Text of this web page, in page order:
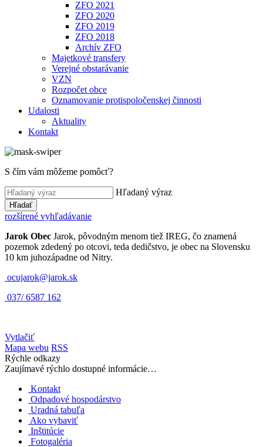
ZFO 2021
ZFO 2020
ZFO 2019
ZFO 2018
Archív ZFO
Majetkové transfery
Verejné obstarávanie
VZN
Rozpočet obce
Oznamovanie protispoločenskej činnosti
Udalosti
Aktuality
Kontakt
S čím vám môžeme pomôcť?
Hľadaný výraz
Hľadať
rozšírené vyhľadávanie
Jarok Obec Jarok, pôvodným menom tiež IREG, čo znamená
pozemok zdedený po otcovi, teda dedičstvo, je obec na Slovensku
10 km juhozápadne od Nitry.
ocujarok@jarok.sk
037/ 6587 162
Vytlačiť
Mapa webu RSS
Rýchle odkazy
Zaujímavé rýchlo dostupné informácie…
Kontakt
Odpadové hospodárstvo
Uradná tabuľa
Ako vybaviť
Inštitúcie
Fotogaléria